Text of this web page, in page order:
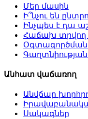
Մեր մասին
Ի՞նչու են
Ինչպես է դա
Հաճախ տրվող
Անհատ վաճառող
Անվճար
Սակագներ